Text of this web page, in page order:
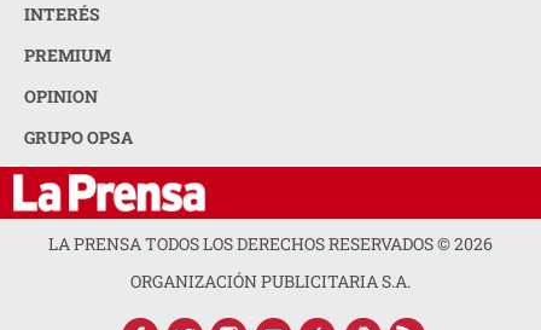
INTERÉS
PREMIUM
OPINION
GRUPO OPSA
LA PRENSA TODOS LOS DERECHOS RESERVADOS ©2026
ORGANIZACIÓN PUBLICITARIA S.A.